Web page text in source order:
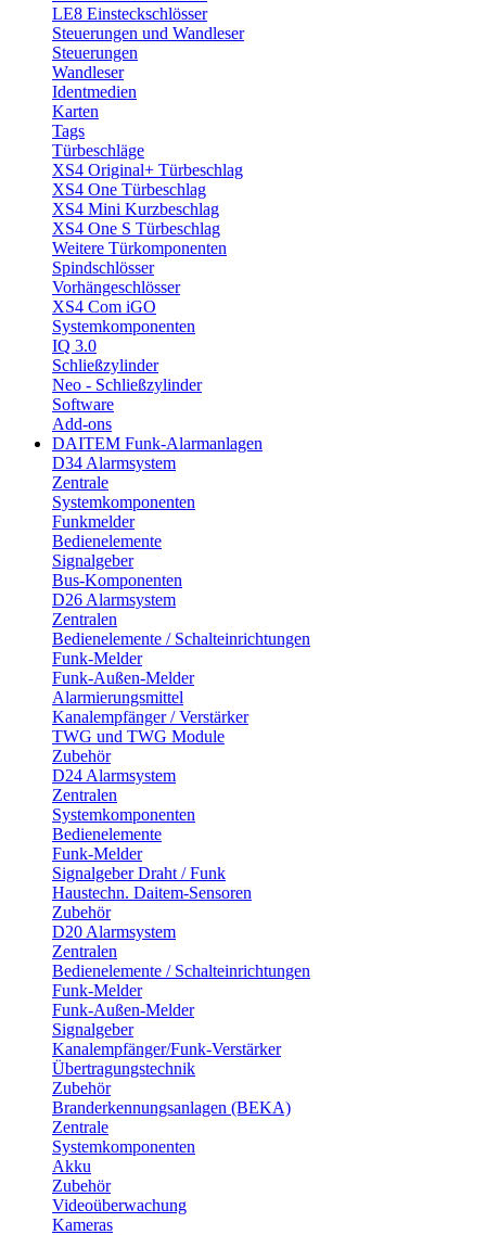
LE8 Einsteckschlösser
Steuerungen und Wandleser
Steuerungen
Wandleser
Identmedien
Karten
Tags
Türbeschläge
XS4 Original+ Türbeschlag
XS4 One Türbeschlag
XS4 Mini Kurzbeschlag
XS4 One S Türbeschlag
Weitere Türkomponenten
Spindschlösser
Vorhängeschlösser
XS4 Com iGO
Systemkomponenten
IQ 3.0
Schließzylinder
Neo - Schließzylinder
Software
Add-ons
DAITEM Funk-Alarmanlagen
D34 Alarmsystem
Zentrale
Systemkomponenten
Funkmelder
Bedienelemente
Signalgeber
Bus-Komponenten
D26 Alarmsystem
Zentralen
Bedienelemente / Schalteinrichtungen
Funk-Melder
Funk-Außen-Melder
Alarmierungsmittel
Kanalempfänger / Verstärker
TWG und TWG Module
Zubehör
D24 Alarmsystem
Zentralen
Systemkomponenten
Bedienelemente
Funk-Melder
Signalgeber Draht / Funk
Haustechn. Daitem-Sensoren
Zubehör
D20 Alarmsystem
Zentralen
Bedienelemente / Schalteinrichtungen
Funk-Melder
Funk-Außen-Melder
Signalgeber
Kanalempfänger/Funk-Verstärker
Übertragungstechnik
Zubehör
Branderkennungsanlagen (BEKA)
Zentrale
Systemkomponenten
Akku
Zubehör
Videoüberwachung
Kameras